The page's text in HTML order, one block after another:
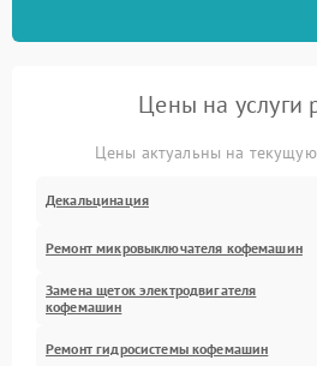
Цены на услуги
Цены актуальны на
Декальцинация
Ремонт микровыключателя кофемашин
Замена щеток электродвигателя
кофемашин
Ремонт гидросистемы кофемашин